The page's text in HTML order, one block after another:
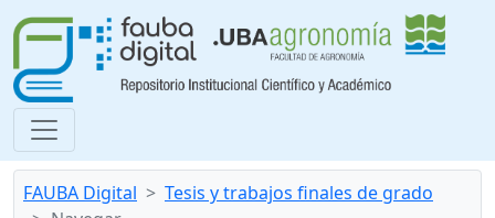
FAUBA Digital
Tesis y trabajos finales de grado